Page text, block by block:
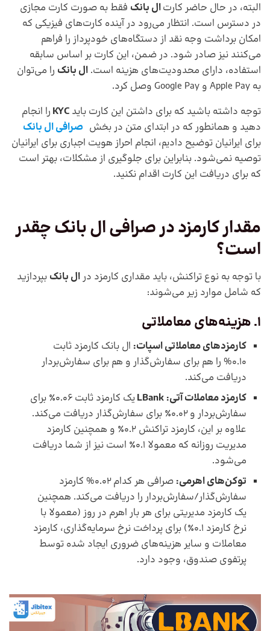
البته، در حال حاضر کارتال بانک فقط به صورت کارت مجازی
در دسترس است. انتظار می‌رود در آینده کارت‌های فیزیکی که
امکان برداشت وجه نقد از دستگاه‌های خودپرداز را فراهم
می‌کنند نیز صادر شود. در ضمن، این کارت بر اساس سابقه
استفاده، دارای محدودیت‌های هزینه است. ال بانک را می‌توان
به Apple Pay و Google Pay وصل کرد.
توجه داشته باشید که برای داشتن این کارت باید KYC را انجام
دهید و همانطور که در ابتدای متن در بخش صرافی ال بانک
برای ایرانیان توضیح دادیم، انجام احراز هویت اجباری برای ایرانیان
توصیه نمی‌شود. بنابراین برای جلوگیری از مشکلات، بهتر است
که برای دریافت این کارت اقدام نکنید.
مقدار کارمزد در صرافی ال بانک چقدر
است؟
با توجه به نوع تراکنش، باید مقداری کارمزد درال بانک بپردازید
که شامل موارد زیر می‌شوند:
1. هزینه‌های معاملاتی
کارمزدهای معاملاتی اسپات: ال بانک کارمزد ثابت
0.10% را هم برای سفارش‌گذار و هم برای سفارش‌بردار
دریافت می‌کند.
کارمزد معاملات آتی: LBank
یک کارمزد ثابت 0.06٪ برای
سفارش‌بردار و 0.02٪ برای سفارش‌گذار دریافت می‌کند.
علاوه بر این، کارمزد تراکنش 0.2٪ و همچنین کارمزد
مدیریت روزانه که معمولا 0.1٪ است نیز از شما دریافت
می‌شود.
توکن‌های اهرمی:
صرافی هر کدام 0.02% کارمزد
سفارش‌گذار/سفارش‌بردار را دریافت می‌کند. همچنین
یک کارمزد مدیریتی برای هر بار اهرم در روز (معمولا با
نرخ کارمزد 0.1٪) برای پرداخت نرخ سرمایه‌گذاری، کارمزد
معاملات و سایر هزینه‌های ضروری ایجاد شده توسط
پرتفوی صندوق، وجود دارد.